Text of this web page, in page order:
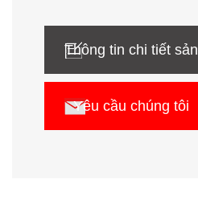
Thông tin chi tiết sản
phẩm
Yêu cầu chúng tôi